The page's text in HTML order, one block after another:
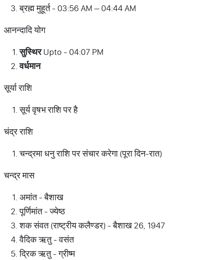
ब्रह्म मुहूर्त - 03:56 AM – 04:44 AM
आनन्दादि योग
सुस्थिरUpto - 04:07 PM
वर्धमान
सूर्या राशि
सूर्य वृषभ राशि पर है
चंद्र राशि
चन्द्रमा धनु राशि पर संचार करेगा (पूरा दिन-रात)
चन्द्र मास
अमांत - बैशाख
पूर्णिमांत - ज्येष्ठ
शक संवत (राष्ट्रीय कलैण्डर) - बैशाख 26, 1947
वैदिक ऋतु - वसंत
द्रिक ऋतु - ग्रीष्म